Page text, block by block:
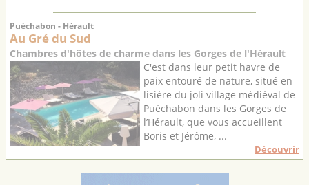
Puéchabon - Hérault
Au Gré du Sud
Chambres d'hôtes de charme dans les Gorges de l'Hérault
C'est dans leur petit havre de
paix entouré de nature, situé en
lisière du joli village médiéval de
Puéchabon dans les Gorges de
l’Hérault, que vous accueillent
Boris et Jérôme, ...
Découvrir